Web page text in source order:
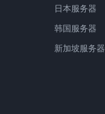
日本服务器
韩国服务器
新加坡服务器